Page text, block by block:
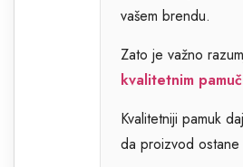
vašem brendu.
Zato je važno
kvalitetnim
Kvalitetniji pamuk
da proizvod